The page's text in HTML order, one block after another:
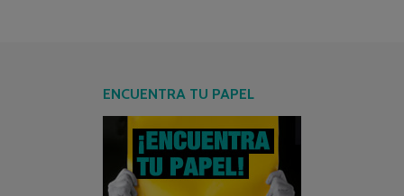
ENCUENTRA TU PAPEL